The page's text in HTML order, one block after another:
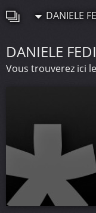
DANIELE
DANIELE FEDI
Vous trouverez ici